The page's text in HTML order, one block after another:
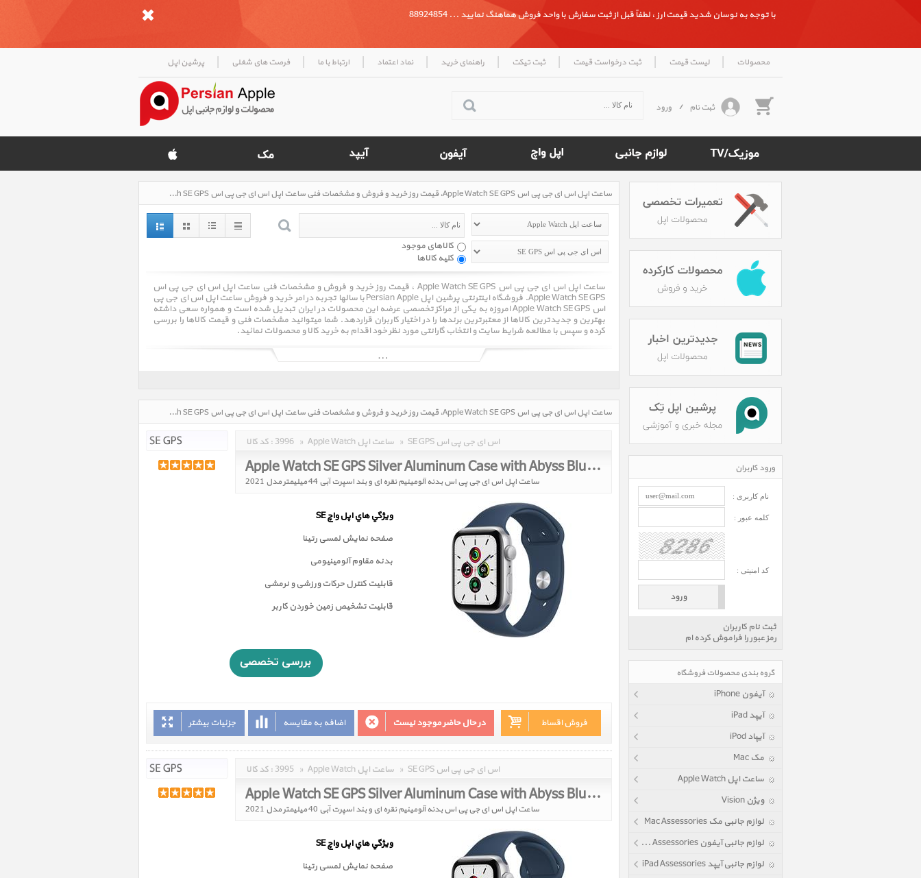
با توجه به نوسان شدید قیمت ارز ، لطفاً قبل از ثبت سفارش با واحد فروش هماهنگ نمایید ... 88924854
محصولات | لیست قیمت | ثبت درخواست قیمت | ثبت تیکت | راهنمای خرید | نماد اعتماد | ارتباط با ما | فرصت های شغلی | پرشین اپل
ثبت نام / ورود
ساعت اپل اس ای جی پی اس Apple Watch SE GPS، قیمت روز خرید و فروش و مشخصات فنی ساعت اپل اس ای جی پی اس Apple Watch SE GPS
کالاهای موجود
کلیه کالاها
ساعت اپل اس ای جی پی اس Apple Watch SE GPS ، قیمت روز خرید و فروش و مشخصات فنی ساعت اپل اس ای جی پی اس
Apple Watch SE GPS. فروشگاه اینترنتی پرشین اپل Persian Apple با سالها تجربه در امر خرید و فروش ساعت اپل اس ای جی پی
اس Apple Watch SE GPS امروزه به یکی از مراکز تخصصی عرضه این محصولات در ایران تبدیل شده است و همواره سعی داشته
بهترین و جدیدترین کالاها از معتبرترین برندها را در اختیار کاربران قراردهد. شما میتوانید مشخصات فنی و قیمت کالاها را بررسی
کرده و سپس با مطالعه شرایط سایت و انتخاب گارانتی مورد نظر خود اقدام به خرید کالا و محصولات نمائید.
ساعت اپل اس ای جی پی اس Apple Watch SE GPS، قیمت روز خرید و فروش و مشخصات فنی ساعت اپل اس ای جی پی اس Apple Watch SE GPS در تاریخ : 1405/05/16 - ساعت : 00:15
کد کالا : 3996 » Apple Watch ساعت اپل » SE GPS اس ای جی پی اس
Apple Watch SE GPS Silver Aluminum Case with Abyss Blue Sport Band 44mm 2021
ساعت اپل اس ای جی پی اس بدنه آلومینیم نقره ای و بند اسپرت آبی 44 میلیمتر مدل 2021
ويژگي هاي اپل واچ SE
صفحه نمايش لمسی رتينا
بدنه مقاوم آلومینیومی
قابلیت کنترل حرکات ورزشی و نرمشی
قابليت تشخيص زمين خوردن کاربر
جزئیات بیشتر اضافه به مقایسه در حال حاضر موجود نیست فروش اقساط
کد کالا : 3995 » Apple Watch ساعت اپل » SE GPS اس ای جی پی اس
Apple Watch SE GPS Silver Aluminum Case with Abyss Blue Sport Band 40mm 2021
ساعت اپل اس ای جی پی اس بدنه آلومینیم نقره ای و بند اسپرت آبی 40 میلیمتر مدل 2021
ويژگي هاي اپل واچ SE
صفحه نمايش لمسی رتينا
ورود کاربران
نام کاربری :
کلمه عبور :
کد امنیتی :
ثبت نام کاربران
رمز عبور را فراموش کرده ام
گروه بندی محصولات فروشگاه
آیفون iPhone
آیپد iPad
آیپاد iPod
مک Mac
ساعت اپل Apple Watch
ویژن Vision
لوازم جانبی مک Mac Assessories
لوازم جانبی آیفون iPhone Assessories
لوازم جانبی آیپد iPad Assessories